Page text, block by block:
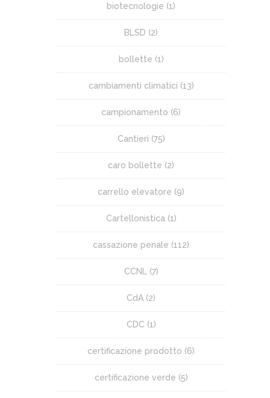
biotecnologie (1)
BLSD (2)
bollette (1)
cambiamenti climatici (13)
campionamento (6)
Cantieri (75)
caro bollette (2)
carrello elevatore (9)
Cartellonistica (1)
cassazione penale (112)
CCNL (7)
CdA (2)
CDC (1)
certificazione prodotto (6)
certificazione verde (5)